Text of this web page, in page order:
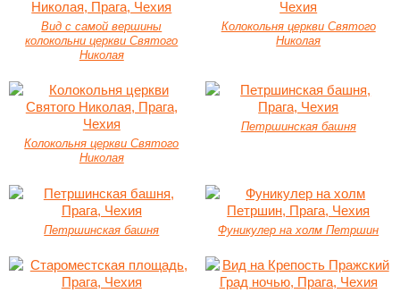
Вид с самой вершины
колокольни церкви Святого
Николая
Колокольня церкви Святого
Николая
Колокольня церкви Святого
Николая
Петршинская башня
Петршинская башня Фуникулер на холм Петршин